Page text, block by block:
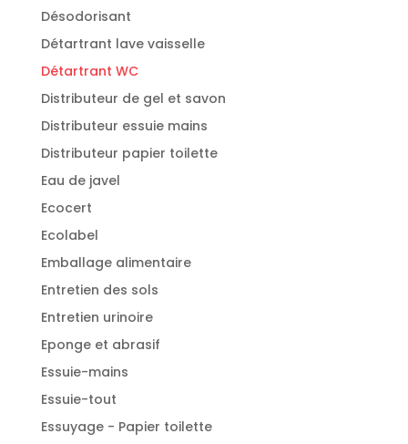
Désodorisant
Détartrant lave vaisselle
Détartrant WC
Distributeur de gel et savon
Distributeur essuie mains
Distributeur papier toilette
Eau de javel
Ecocert
Ecolabel
Emballage alimentaire
Entretien des sols
Entretien urinoire
Eponge et abrasif
Essuie-mains
Essuie-tout
Essuyage - Papier toilette